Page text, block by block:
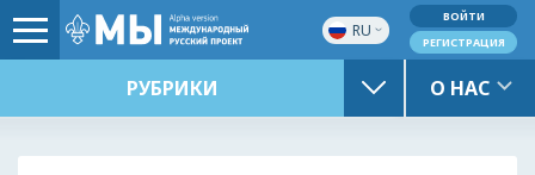
RU
ВОЙТИ
РЕГИСТРАЦИЯ
РУБРИКИ О НАС